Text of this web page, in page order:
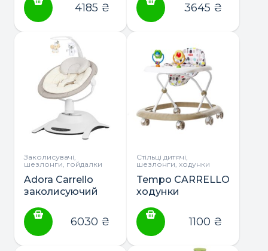
4185 ₴ 3645 ₴
Заколисувачі,
шезлонги, гойдалки
Adora Carrello
заколисуючий
6030 ₴
Стільці дитячі,
шезлонги, ходунки
Tempo CARRELLO
ходунки
1100 ₴